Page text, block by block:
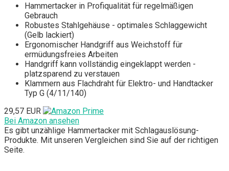
Hammertacker in Profiqualität für regelmäßigen
Gebrauch
Robustes Stahlgehäuse - optimales Schlaggewicht
(Gelb lackiert)
Ergonomischer Handgriff aus Weichstoff für
ermüdungsfreies Arbeiten
Handgriff kann vollständig eingeklappt werden -
platzsparend zu verstauen
Klammern aus Flachdraht für Elektro- und Handtacker
Typ G (4/11/140)
29,57 EUR
Bei Amazon ansehen
Es gibt unzählige Hammertacker mit Schlagauslösung-
Produkte. Mit unseren Vergleichen sind Sie auf der richtigen
Seite.